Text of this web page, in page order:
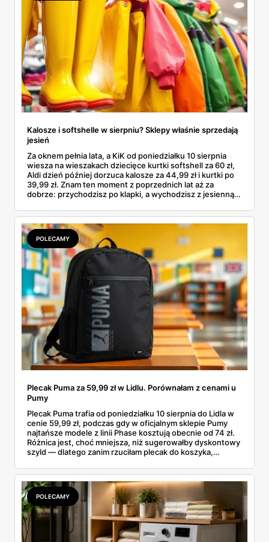
Kalosze i softshelle w sierpniu? Sklepy właśnie sprzedają
jesień
Za oknem pełnia lata, a KiK od poniedziałku 10 sierpnia
wiesza na wieszakach dziecięce kurtki softshell za 60 zł,
Aldi dzień później dorzuca kalosze za 44,99 zł i kurtki po
39,99 zł. Znam ten moment z poprzednich lat aż za
dobrze: przychodzisz po klapki, a wychodzisz z jesienną
pojawi się w gazetkach w przyszłym tygodniu i czy jest
sens kupować jesień, zanim skończą się wakacje.
POLECAMY
Plecak Puma za 59,99 zł w Lidlu. Porównałam z cenami u
Pumy
Plecak Puma trafia od poniedziałku 10 sierpnia do Lidla w
cenie 59,99 zł, podczas gdy w oficjalnym sklepie Pumy
najtańsze modele z linii Phase kosztują obecnie od 74 zł.
Różnica jest, choć mniejsza, niż sugerowałby dyskontowy
szyld — dlatego zanim rzuciłam plecak do koszyka,
rozpiska: co dokładnie sprzedaje Lidl, ile kosztują
odpowiedniki u producenta i komu ten zakup naprawdę
się opłaci.
POLECAMY